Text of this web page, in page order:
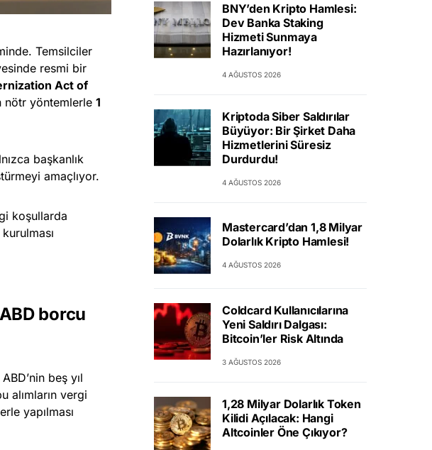
Temsilciler
resmi bir
Act of
nötr yöntemlerle 1
başkanlık
amaçlıyor.
koşullarda
borcu
beş yıl
alımların vergi
yapılması
BNY’den Kripto Hamlesi:
Dev Banka Staking
Hizmeti Sunmaya
Hazırlanıyor!
4 AĞUSTOS 2026
Kriptoda Siber Saldırılar
Büyüyor: Bir Şirket Daha
Hizmetlerini Süresiz
Durdurdu!
4 AĞUSTOS 2026
Mastercard’dan 1,8 Milyar
Dolarlık Kripto Hamlesi!
4 AĞUSTOS 2026
Coldcard Kullanıcılarına
Yeni Saldırı Dalgası:
Bitcoin’ler Risk Altında
3 AĞUSTOS 2026
1,28 Milyar Dolarlık Token
Kilidi Açılacak: Hangi
Altcoinler Öne Çıkıyor?